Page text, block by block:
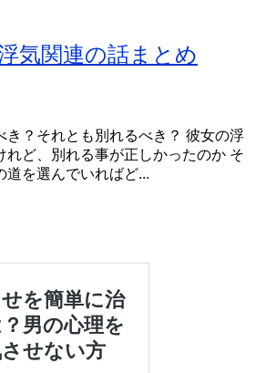
気関連の話まとめ
き？それとも別れるべき？ 彼女の浮
れど、別れる事が正しかったのか そ
道を選んでいればど...